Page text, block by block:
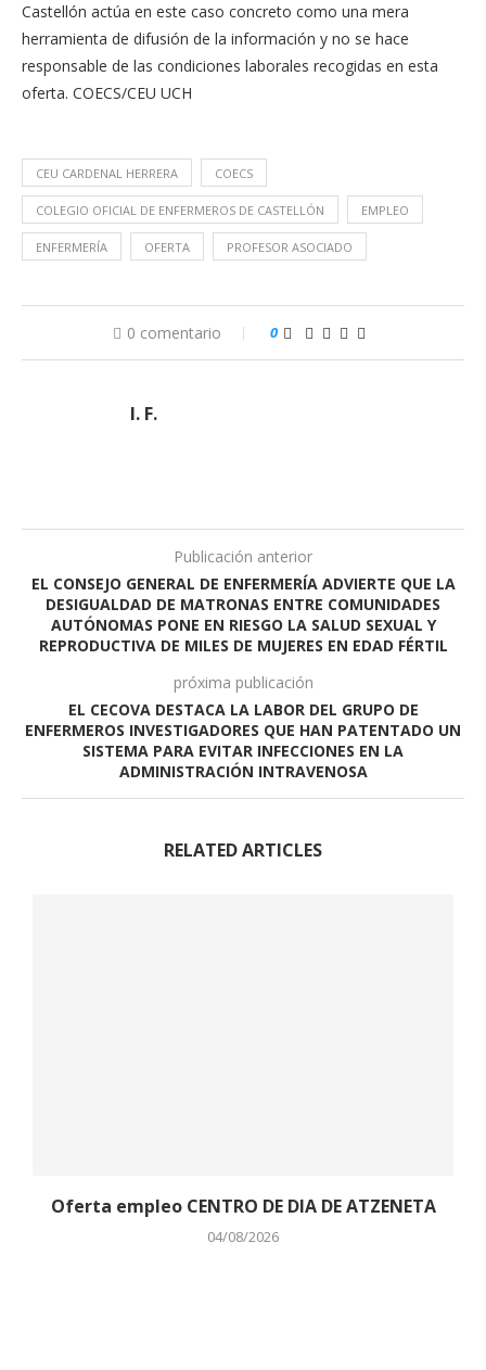
Castellón actúa en este caso concreto como una mera
herramienta de difusión de la información y no se hace
responsable de las condiciones laborales recogidas en esta
oferta. COECS/CEU UCH
CEU CARDENAL HERRERA COECS
COLEGIO OFICIAL DE ENFERMEROS DE CASTELLÓN EMPLEO
ENFERMERÍA OFERTA PROFESOR ASOCIADO
0 comentario 0
I. F.
Publicación anterior
EL CONSEJO GENERAL DE ENFERMERÍA ADVIERTE QUE LA
DESIGUALDAD DE MATRONAS ENTRE COMUNIDADES
AUTÓNOMAS PONE EN RIESGO LA SALUD SEXUAL Y
REPRODUCTIVA DE MILES DE MUJERES EN EDAD FÉRTIL
próxima publicación
EL CECOVA DESTACA LA LABOR DEL GRUPO DE
ENFERMEROS INVESTIGADORES QUE HAN PATENTADO UN
SISTEMA PARA EVITAR INFECCIONES EN LA
ADMINISTRACIÓN INTRAVENOSA
RELATED ARTICLES
Oferta empleo CENTRO DE DIA DE ATZENETA
04/08/2026